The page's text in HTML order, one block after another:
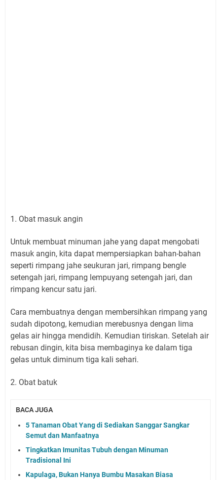
1. Obat masuk angin
Untuk membuat minuman jahe yang dapat mengobati
masuk angin, kita dapat mempersiapkan bahan-bahan
seperti rimpang jahe seukuran jari, rimpang bengle
setengah jari, rimpang lempuyang setengah jari, dan
rimpang kencur satu jari.
Cara membuatnya dengan membersihkan rimpang yang
sudah dipotong, kemudian merebusnya dengan lima
gelas air hingga mendidih. Kemudian tiriskan. Setelah air
rebusan dingin, kita bisa membaginya ke dalam tiga
gelas untuk diminum tiga kali sehari.
2. Obat batuk
BACA JUGA
5 Tanaman Obat Yang di Sediakan Sanggar Sangkar
Semut dan Manfaatnya
Tingkatkan Imunitas Tubuh dengan Minuman
Tradisional Ini
Kapulaga, Bukan Hanya Bumbu Masakan Biasa